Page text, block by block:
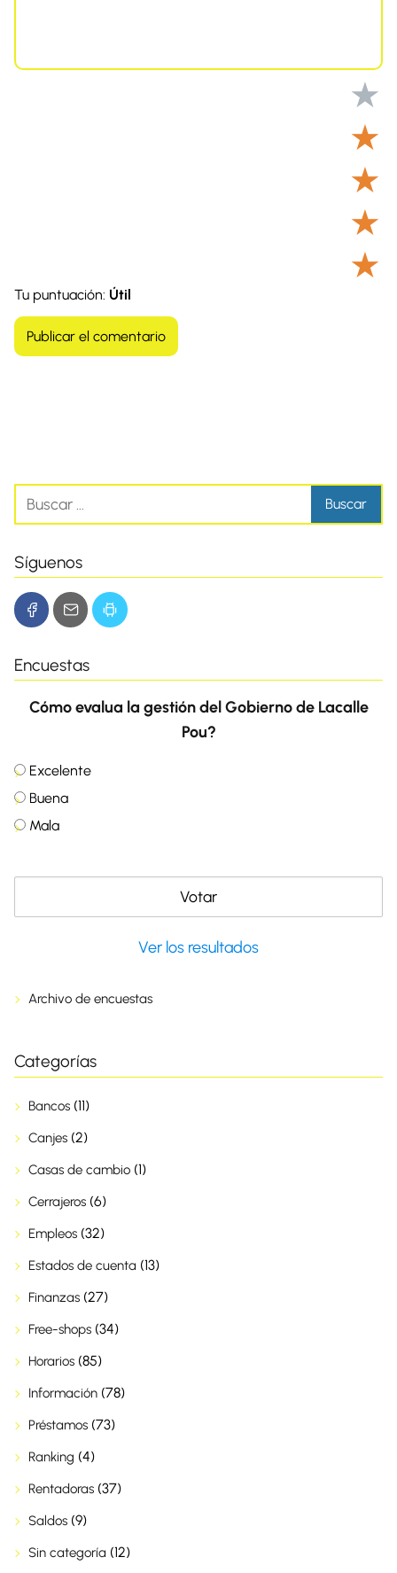
★
★
★
★
★
Tu puntuación: Útil
Síguenos
Encuestas
Cómo evalua la gestión del Gobierno de Lacalle
Pou?
Excelente
Buena
Mala
Ver los resultados
Archivo de encuestas
Categorías
Bancos (11)
Canjes (2)
Casas de cambio (1)
Cerrajeros (6)
Empleos (32)
Estados de cuenta (13)
Finanzas (27)
Free-shops (34)
Horarios (85)
Información (78)
Préstamos (73)
Ranking (4)
Rentadoras (37)
Saldos (9)
Sin categoría (12)